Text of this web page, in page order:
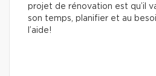
projet de rénovation est qu’il
son temps, planifier et au
l’aide!